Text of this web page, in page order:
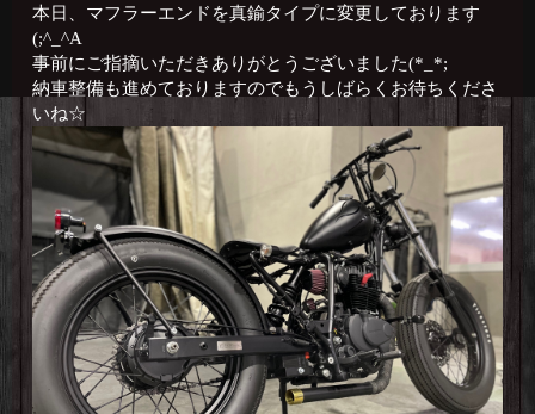
本日、マフラーエンドを真鍮タイプに変更しております
(;^_^A
事前にご指摘いただきありがとうございました(*_*;
納車整備も進めておりますのでもうしばらくお待ちくださ
いね☆